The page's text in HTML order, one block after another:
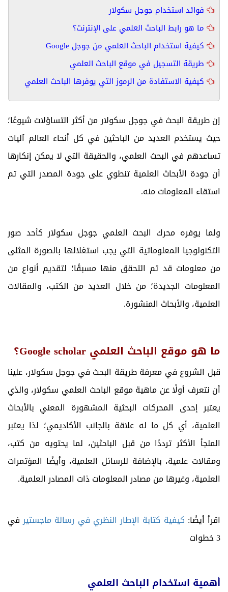
فوائد استخدام جوجل سكولار
ما هو رابط الباحث العلمي على الإنترنت؟
كيفية استخدام الباحث العلمي من جوجل Google
طريقة التسجيل في موقع الباحث العلمي
كيفية الاستفادة من الرموز التي يوفرها الباحث العلمي
إن طريقة البحث في جوجل سكولار من أكثر التساؤلات شيوعًا؛
حيث يستخدم العديد من الباحثين في كل أنحاء العالم آليات
تساعدهم في البحث العلمي، والحقيقة التي لا يمكن إنكارها
أن جودة الأبحاث العلمية تنطوي على جودة المصدر التي تم
استقاء المعلومات منه.
ولما يوفره محرك البحث العلمي جوجل سكولار كأحد صور
التكنولوجيا المعلوماتية التي يجب استغلالها بالصورة المثلى
من معلومات قد تم التحقق منها مسبقًا؛ لتقديم أنواع من
المعلومات الجديدة؛ من خلال العديد من الكتب، والمقالات
العلمية، والأبحاث المنشورة.
ما هو موقع الباحث العلمي Google scholar؟
قبل الشروع في معرفة طريقة البحث في جوجل سكولار، علينا
أن نتعرف أولًا عن ماهية موقع الباحث العلمي سكولار، والذي
يعتبر إحدى المحركات البحثية المشهورة المعني بالأبحاث
العلمية، أي كل ما له علاقة بالجانب الأكاديمي؛ لذا يعتبر
الملجأ الأكثر ترددًا من قبل الباحثين، لما يحتويه من كتب،
ومقالات علمية، بالإضافة للرسائل العلمية، وأيضًا المؤتمرات
العلمية، وغيرها من مصادر المعلومات ذات المصادر العلمية.
اقرأ أيضًا: كيفية كتابة الإطار النظري في رسالة ماجستير في
3 خطوات
أهمية استخدام الباحث العلمي